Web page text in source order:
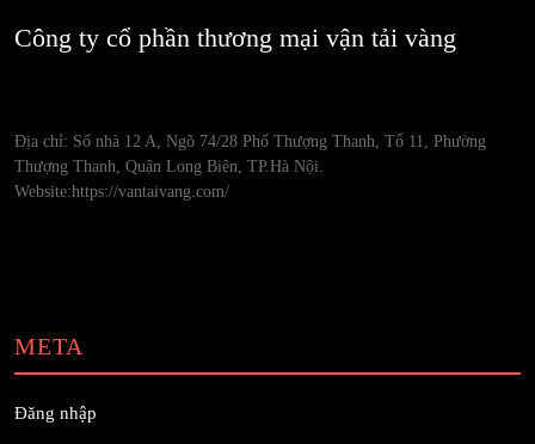
Công ty cổ phần thương mại vận tải vàng
Địa chỉ: Số nhà 12 A, Ngõ 74/28 Phố Thượng Thanh, Tổ 11, Phường
Thượng Thanh, Quận Long Biên, TP.Hà Nội.
Website:https://vantaivang.com/
META
Đăng nhập